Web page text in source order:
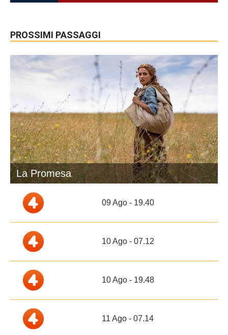
PROSSIMI PASSAGGI
La Promesa
09 Ago - 19.40
10 Ago - 07.12
10 Ago - 19.48
11 Ago - 07.14